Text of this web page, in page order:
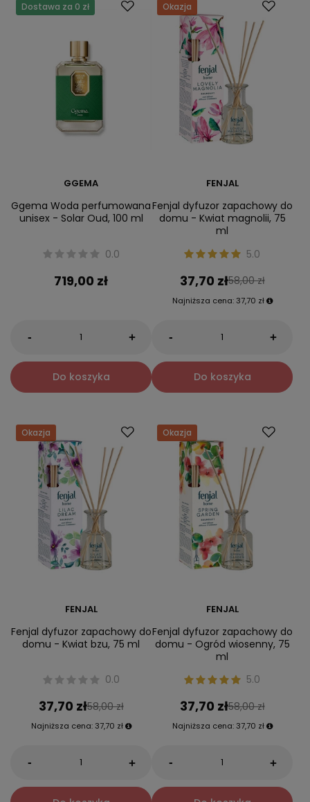
Dostawa za 0 zł
GGEMA
Ggema Woda perfumowana
unisex - Solar Oud, 100 ml
0.0
719,00 zł
- +
Do koszyka
Okazja
FENJAL
Fenjal dyfuzor zapachowy do
domu - Kwiat magnolii, 75
ml
5.0
37,70 zł58,00 zł
Najniższa cena: 37,70 zł
- +
Do koszyka
Okazja
FENJAL
Fenjal dyfuzor zapachowy do
domu - Kwiat bzu, 75 ml
0.0
37,70 zł58,00 zł
Najniższa cena: 37,70 zł
- +
Okazja
FENJAL
Fenjal dyfuzor zapachowy do
domu - Ogród wiosenny, 75
ml
5.0
37,70 zł58,00 zł
Najniższa cena: 37,70 zł
- +